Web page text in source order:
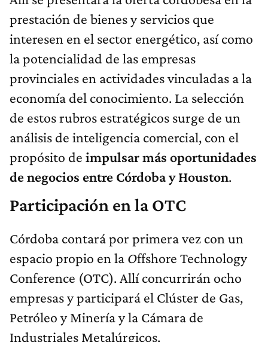
prestación de bienes y servicios que
interesen en el sector energético, así como
la potencialidad de las empresas
provinciales en actividades vinculadas a la
economía del conocimiento. La selección
de estos rubros estratégicos surge de un
análisis de inteligencia comercial, con el
propósito de impulsar más oportunidades
de negocios entre Córdoba y Houston.
Participación en la OTC
Córdoba contará por primera vez con un
espacio propio en la Offshore Technology
Conference (OTC). Allí concurrirán ocho
empresas y participará el Clúster de Gas,
Petróleo y Minería y la Cámara de
Industriales Metalúrgicos.